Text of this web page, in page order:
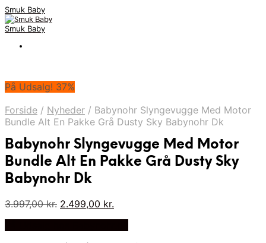
Smuk Baby
Smuk Baby
På Udsalg! 37%
Forside / Nyheder / Babynohr Slyngevugge Med Motor
Bundle Alt En Pakke Grå Dusty Sky Babynohr Dk
Babynohr Slyngevugge Med Motor
Bundle Alt En Pakke Grå Dusty Sky
Babynohr Dk
3.997,00kr. Den
2.499,00 kr.